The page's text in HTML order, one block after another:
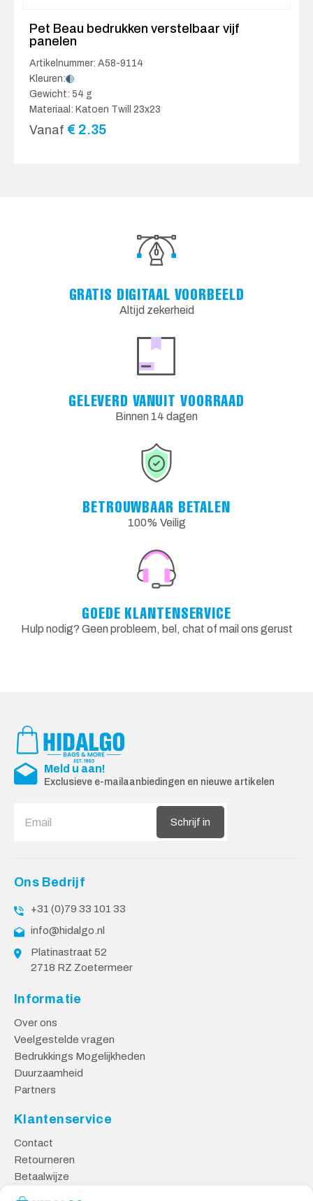
Pet Beau bedrukken verstelbaar vijf
panelen
Artikelnummer: A58-9114
Kleuren:
Gewicht: 54 g
Materiaal: Katoen Twill 23x23
Vanaf € 2.35
GRATIS DIGITAAL VOORBEELD
Altijd zekerheid
GELEVERD VANUIT VOORRAAD
Binnen 14 dagen
BETROUWBAAR BETALEN
100% Veilig
GOEDE KLANTENSERVICE
Hulp nodig? Geen probleem, bel, chat of mail ons gerust
Meld u aan!
Exclusieve e-mailaanbiedingen en nieuwe artikelen
Schrijf in
Ons Bedrijf
+31 (0)79 33 101 33
info@hidalgo.nl
Platinastraat 52
2718 RZ Zoetermeer
Informatie
Over ons
Veelgestelde vragen
Bedrukkings Mogelijkheden
Duurzaamheid
Partners
Klantenservice
Contact
Retourneren
Betaalwijze